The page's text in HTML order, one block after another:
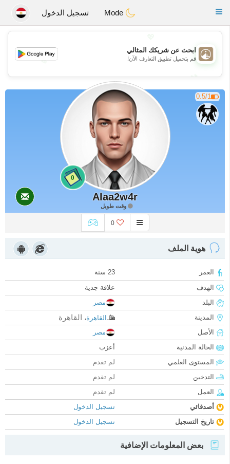
Bahebik
Toggle
تسجيل الدخول
💖
💕
💕
ابحث عن شريكك المثالي
قم بتحميل تطبيق التعارف الآن!
0.5/1
0
Alaa2w4r
وقت طويل
0
هوية الملف
العمر
23 سنة
الهدف
علاقة جدية
البلد
مصر
المدينة
القاهرة، القاهرة
الأصل
مصر
الحالة المدنية
أعزب
المستوى العلمي
لم تقدم
التدخين
لم تقدم
العمل
لم تقدم
أصدقائي
تسجيل الدخول
تاريخ التسجيل
تسجيل الدخول
بعض المعلومات الإضافية